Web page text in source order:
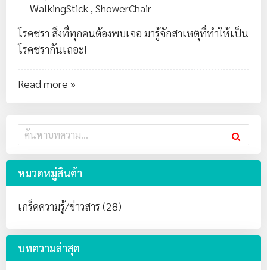
WalkingStick , ShowerChair
โรคชรา สิ่งที่ทุกคนต้องพบเจอ มารู้จักสาเหตุที่ทำให้เป็น
โรคชรากันเถอะ!
Read more »
หมวดหมู่สินค้า
เกร็ดความรู้/ข่าวสาร (28)
บทความล่าสุด